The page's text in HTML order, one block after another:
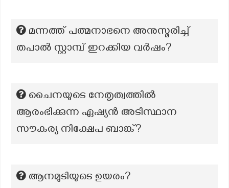
മന്നത്ത് പത്മനാഭനെ അനുസ്മരിച്ച്
തപാൽ സ്റ്റാമ്പ് ഇറക്കിയ വർഷം?
ചൈനയുടെ നേതൃത്വത്തിൽ
ആരംഭിക്കുന്ന ഏഷ്യൻ അടിസ്ഥാന
സൗകര്യ നിക്ഷേപ ബാങ്ക്?
ആനമുടിയുടെ ഉയരം?